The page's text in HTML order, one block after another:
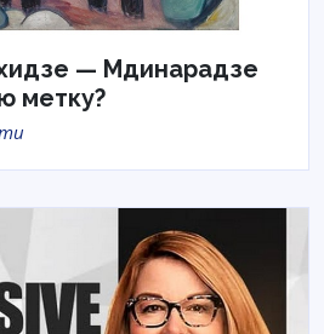
— Мдинарадзе
метку?